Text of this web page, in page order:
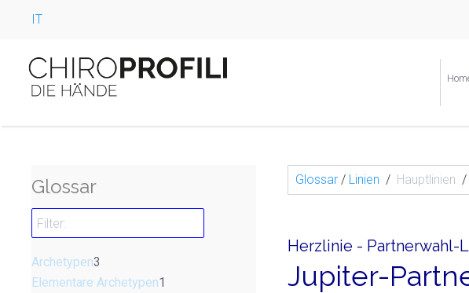
IT
Glossar / Linien Hauptlinien
Herzlinie - Partnerwahl-
Jupiter-
Glossar
Archetypen3
Elementare Archetypen1